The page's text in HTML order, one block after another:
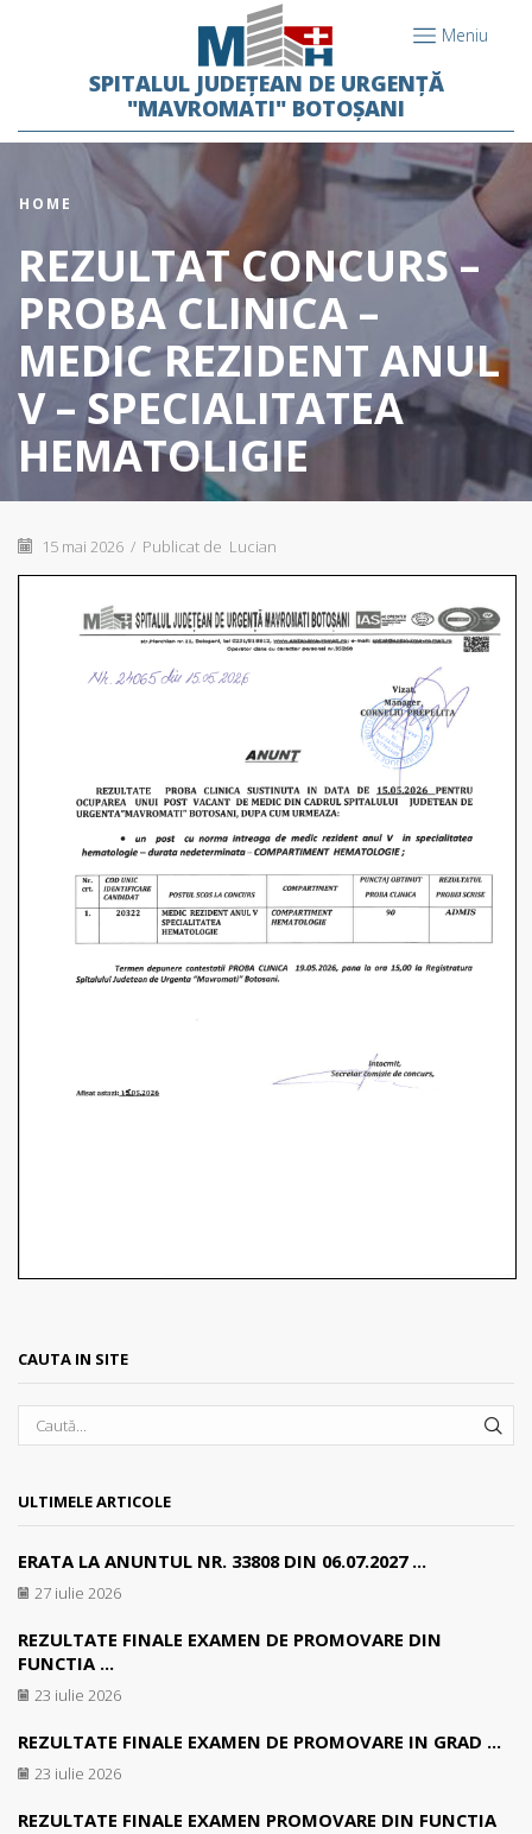
Meniu
SPITALUL JUDEȚEAN DE URGENȚĂ
"MAVROMATI" BOTOȘANI
HOME
REZULTAT CONCURS –
PROBA CLINICA –
MEDIC REZIDENT ANUL
V – SPECIALITATEA
HEMATOLIGIE
15 mai 2026 / Publicat de Lucian
CAUTA IN SITE
ULTIMELE ARTICOLE
ERATA LA ANUNTUL NR. 33808 DIN 06.07.2027 ...
27 iulie 2026
REZULTATE FINALE EXAMEN DE PROMOVARE DIN
FUNCTIA ...
23 iulie 2026
REZULTATE FINALE EXAMEN DE PROMOVARE IN GRAD ...
23 iulie 2026
REZULTATE FINALE EXAMEN PROMOVARE DIN FUNCTIA